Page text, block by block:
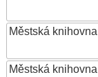
Městská
Městská